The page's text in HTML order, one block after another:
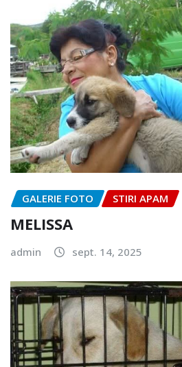
GALERIE FOTO STIRI APAM
MELISSA
admin sept. 14, 2025